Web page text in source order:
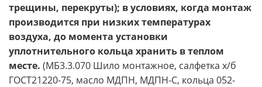
трещины, перекруты); в условиях, когда монтаж
производится при низких температурах
воздуха, до момента установки
уплотнительного кольца хранить в теплом
месте. (МБ3.3.070 Шило монтажное, салфетка х/б
ГОСТ21220-75, масло МДПН, МДПН-С, кольца 052-